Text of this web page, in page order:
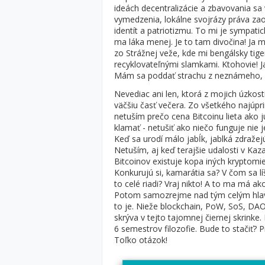
ideách decentralizácie a zbavovania
vymedzenia, lokálne svojrázy práva
identít a patriotizmu. To mi je
ma láka menej. Je to tam divočina! Ja
zo Strážnej veže, kde mi bengálsky
recyklovateľnými slamkami. Ktohovie!
Mám sa poddať strachu z
Nevediac ani len, ktorá z mojich
väčšiu časť večera. Zo všetkého
netuším prečo cena Bitcoinu lieta ako
klamať - netušiť ako niečo funguje nie
Keď sa urodí málo jabĺk, jablká
Netuším, aj keď terajšie udalosti v
Bitcoinov existuje kopa iných
Konkurujú si, kamarátia sa? V čom sa
to celé riadi? Vraj nikto! A to ma má
Potom samozrejme nad tým celým
to je. Nieže blockchain, PoW, SoS,
skrýva v tejto tajomnej čiernej
6 semestrov filozofie. Bude to stačiť?
Toľko otázok!